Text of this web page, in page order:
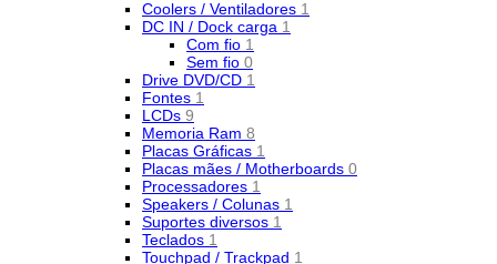
Coolers / Ventiladores 1
DC IN / Dock carga 1
Com fio 1
Sem fio 0
Drive DVD/CD 1
Fontes 1
LCDs 9
Memoria Ram 8
Placas Gráficas 1
Placas mães / Motherboards 0
Processadores 1
Speakers / Colunas 1
Suportes diversos 1
Teclados 1
Touchpad / Trackpad 1